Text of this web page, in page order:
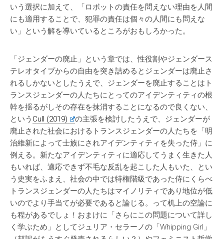
いう選択に加えて、「ロボットの責任を問えない理由を人間
にも適用することで、犯罪の責任は個々の人間にも問えな
い」という解を導いているところがおもしろかった。
「ジェンダーの廃止」という章では、性役割やジェンダース
テレオタイプからの自由を突き詰めるとジェンダーは廃止さ
れるしかないとしたうえで、ジェンダーを廃止することはト
ランスジェンダーの人たちにとってのアイデンティティの根
幹を揺るがしその存在を抹消することになるので良くない、
という Cull (2019)
の主張を検討したうえで、ジェンダーが
廃止された社会におけるトランスジェンダーの人たちを「明
治維新によって士族にされアイデンティティを失った侍」に
例える。新たなアイデンティティに適応してうまく生きた人
もいれば、適応できず不毛な反乱を起こした人もいた、とい
う史実をふまえ、社会の中では特権階級であった侍にくらべ
トランスジェンダーの人たちはマイノリティであり地位が低
いのでより手当てが必要であると論じる。って机上の空論に
も程があるでしょ！おまけに「さらにこの問題について詳し
く学ぶため」としてジュリア・セラーノの「Whipping Girl」